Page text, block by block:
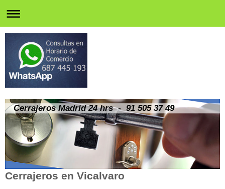
Cerrajeros Madrid 24 hrs - 91 505 37 49
Cerrajeros en Vicalvaro